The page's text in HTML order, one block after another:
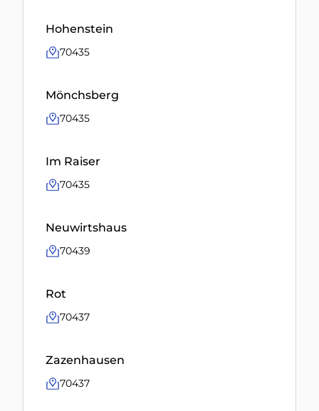
Hohenstein
70435
Mönchsberg
70435
Im Raiser
70435
Neuwirtshaus
70439
Rot
70437
Zazenhausen
70437